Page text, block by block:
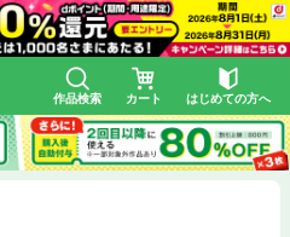
作品検索 カート はじめての方へ